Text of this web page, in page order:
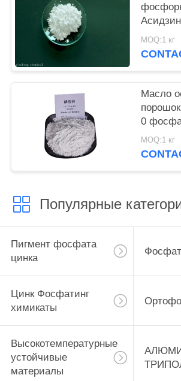
анти-
MOQ:1 кг
Масло
0
краски
MOQ:1 кг
Популярные
Пигмент фосфата
цинка
Цинк Фосфатинг
химикаты
Высокотемпературные
устойчивые
материалы